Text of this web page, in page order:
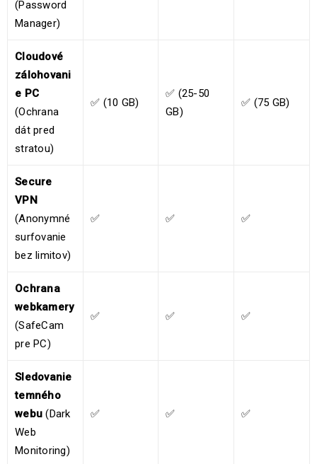
(Password
Manager)
Cloudové
zálohovani
e PC
(Ochrana
dát pred
stratou)
✅ (10 GB)
✅ (25-50
GB)
✅ (75 GB)
Secure
VPN
(Anonymné
surfovanie
bez limitov)
✅ ✅ ✅
Ochrana
webkamery
(SafeCam
pre PC)
✅ ✅ ✅
Sledovanie
temného
webu (Dark
Web
Monitoring)
✅ ✅ ✅